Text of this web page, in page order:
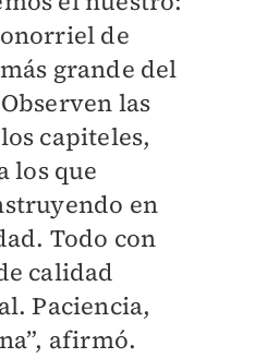
de
grande del
las
capiteles,
los que
en
Todo con
calidad
Paciencia,
afirmó.